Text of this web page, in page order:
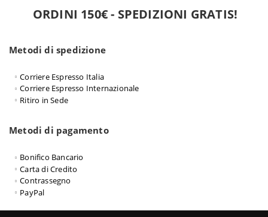
ORDINI 150€ - SPEDIZIONI GRATIS!
Metodi di spedizione
Corriere Espresso Italia
Corriere Espresso Internazionale
Ritiro in Sede
Metodi di pagamento
Bonifico Bancario
Carta di Credito
Contrassegno
PayPal